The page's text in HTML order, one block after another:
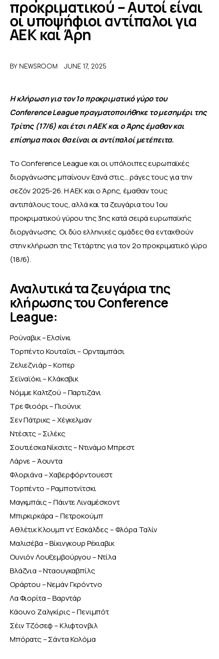
ΑΦΙΕΡΩΜΑΤΑ
προκριματικού – Αυτοί είναι
οι υποψήφιοι αντίπαλοι για
ΑΕΚ και Άρη
BY NEWSROOM JUNE 17, 2025
Η κλήρωση για τον 1ο προκριματικό γύρο του
Conference League πραγματοποιήθηκε το μεσημέρι της
Τρίτης (17/6) και έτσι η ΑΕΚ και ο Άρης έμαθαν και
επίσημα ποιοι θα είναι οι αντίπαλοί μετέπειτα.
Το Conference League και οι υπόλοιπες ευρωπαϊκές
διοργάνωσης μπαίνουν ξανά στις… ράγες τους για την
σεζόν 2025-26. Η ΑΕΚ και ο Άρης, έμαθαν τους
αντιπάλους τους, αλλά και τα ζευγάρια του 1ου
προκριματικού γύρου της 3ης κατά σειρά ευρωπαϊκής
διοργάνωσης. Οι δύο ελληνικές ομάδες θα ενταχθούν
στην κλήρωση της Τετάρτης για τον 2ο προκριματικό γύρο
(18/6).
Αναλυτικά τα ζευγάρια της
κλήρωσης του Conference
League:
Ρούναβικ – Ελσίνκι
Τορπέντο Κουταΐσι – Ορνταμπάσι
Ζελιεζνιάρ – Κοπερ
Σεϊναϊόκι – Κλάκσβικ
Νόμμε Καλτζού – Παρτιζάνι
Τρε Φιοόρι – Πιούνικ
Σεν Πάτρικς – Χέγκελμαν
Ντέσιτς – Σιλέκς
Σουτιέσκα Νίκσιτς – Ντινάμο Μπρεστ
Λάρνε – Άουντα
Φλοριάνα – Χαβερφόρντουεστ
Τορπέντο – Ραμποτνίτσκι
Μαγκμπάις – Πάιντε Λιναμέσκοντ
Μπιρκιρκάρα – Πετροκούμπ
Αθλέτικ Κλουμπ ντ’ Εσκάλδες – Φλόρα Ταλίν
Μαλισέβα – Βίκινγκουρ Ρέκιαβικ
Ουνιόν Λουξεμβούργου – Ντίλα
Βλάζνια – Νταουγκαβπίλς
Οράρτου – Νεμάν Γκρόντνο
Λα Φιορίτα – Βαρντάρ
Κάουνο Ζαλγκίρις – Πενιμπότ
Σέιν Τζόσεφ – Κλιφτονβιλ
Μπόρατς – Σάντα Κολόμα